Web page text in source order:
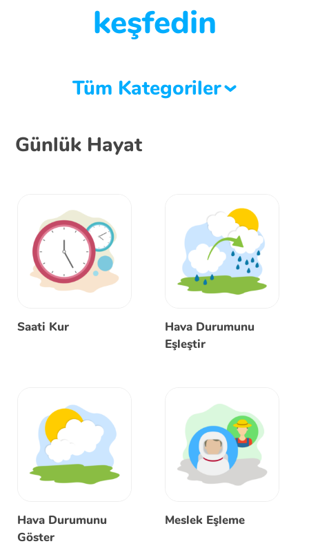
keşfedin
Tüm Kategoriler
Günlük Hayat
Saati Kur
Hava Durumunu
Eşleştir
Hava Durumunu
Göster
Meslek Eşleme